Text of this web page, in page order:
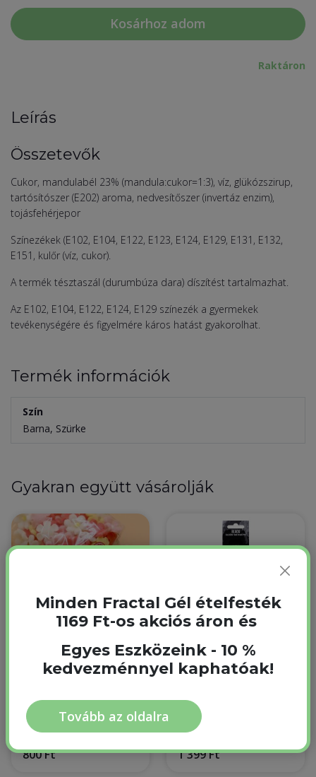
Kosárhoz adom
Raktáron
Leírás
Összetevők
Cukor, mandulabél 23% (mandula:cukor=1:3), víz, glükózszirup,
tartósítószer (E202) aroma, nedvesítőszer (invertáz enzim),
tojásfehérjepor
Színezékek (E102, E104, E122, E123, E124, E129, E131, E132,
E151, kulőr (víz, cukor).
A termék tésztaszál (durumbúza dara) díszítést tartalmazhat.
Az E102, E104, E122, E124, E129 színezék a gyermekek
tevékenységére és figyelmére káros hatást gyakorolhat.
Termék információk
Szín
Barna, Szürke
Gyakran együtt vásárolják
Marcipán Apróvirág
1 csomag
Raktáron
800 Ft
Fractal Black Fekete
Raktáron
1 399 Ft
Minden Fractal Gél ételfesték
1169 Ft-os akciós áron és
Egyes Eszközeink - 10 %
kedvezménnyel kaphatóak!
Tovább az oldalra